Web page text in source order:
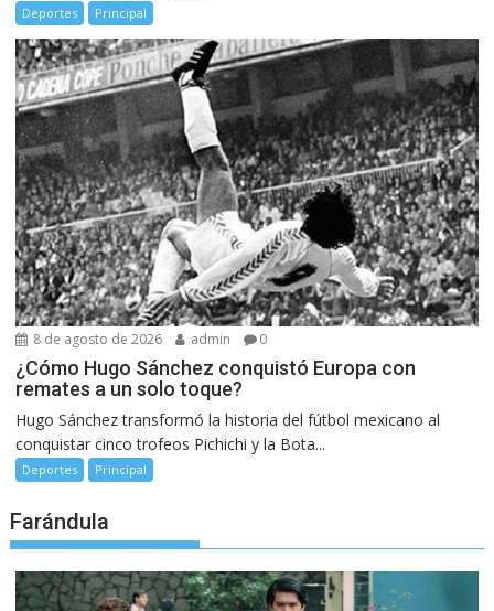
Deportes Principal
8 de agosto de 2026 admin 0
¿Cómo Hugo Sánchez conquistó Europa con
remates a un solo toque?
Hugo Sánchez transformó la historia del fútbol mexicano al
conquistar cinco trofeos Pichichi y la Bota...
Deportes Principal
Farándula